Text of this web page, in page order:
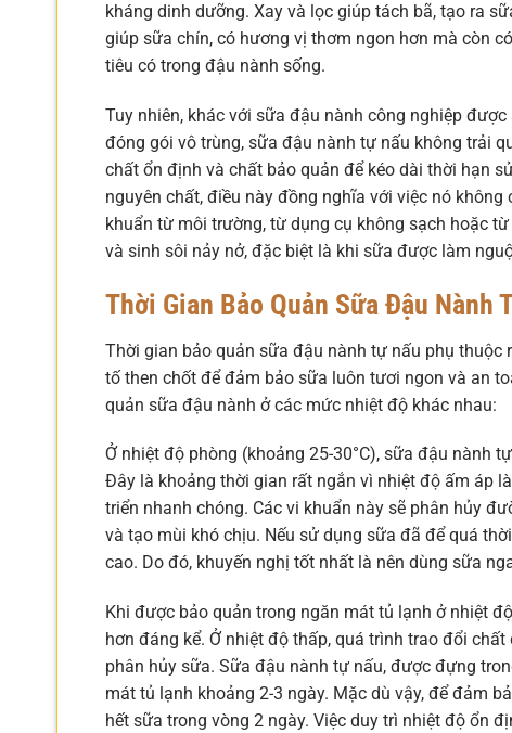
kháng dinh dưỡng. Xay và lọc giúp tách bã, tạo ra
giúp sữa chín, có hương vị thơm ngon hơn mà còn
tiêu có trong đậu nành sống.
Tuy nhiên, khác với sữa đậu nành công nghiệp
đóng gói vô trùng, sữa đậu nành tự nấu không trải
chất ổn định và chất bảo quản để kéo dài thời hạn
nguyên chất, điều này đồng nghĩa với việc nó
khuẩn từ môi trường, từ dụng cụ không sạch hoặc
và sinh sôi nảy nở, đặc biệt là khi sữa được làm
Thời Gian Bảo Quản Sữa Đậu Nành
Thời gian bảo quản sữa đậu nành tự nấu phụ thuộc
tố then chốt để đảm bảo sữa luôn tươi ngon và an
quản sữa đậu nành ở các mức nhiệt độ khác nhau:
Ở nhiệt độ phòng (khoảng 25-30°C), sữa đậu nành
Đây là khoảng thời gian rất ngắn vì nhiệt độ ấm áp
triển nhanh chóng. Các vi khuẩn này sẽ phân hủy
và tạo mùi khó chịu. Nếu sử dụng sữa đã để quá
cao. Do đó, khuyến nghị tốt nhất là nên dùng sữa
Khi được bảo quản trong ngăn mát tủ lạnh ở nhiệt
hơn đáng kể. Ở nhiệt độ thấp, quá trình trao đổi
phân hủy sữa. Sữa đậu nành tự nấu, được đựng
mát tủ lạnh khoảng 2-3 ngày. Mặc dù vậy, để đảm
hết sữa trong vòng 2 ngày. Việc duy trì nhiệt độ ổn